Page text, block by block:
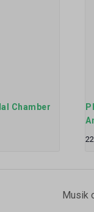
Chamber
Musik